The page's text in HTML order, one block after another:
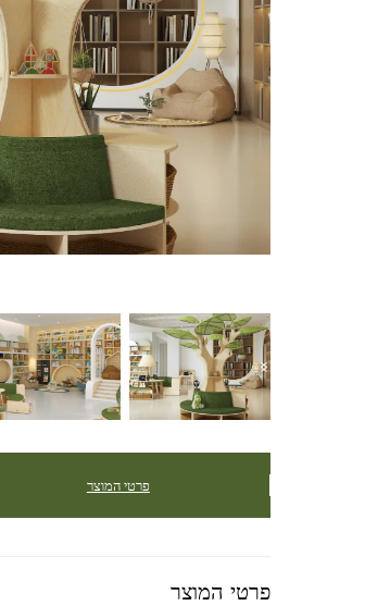
פרטי המוצר
פרטי המוצר